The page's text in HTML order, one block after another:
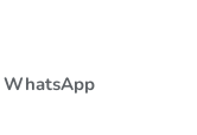
WhatsApp